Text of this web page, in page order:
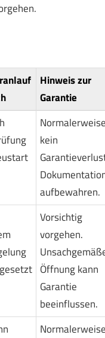
Hinweis zur
Garantie
Normalerweise
kein
aufbewahren.
Vorsichtig
vorgehen.
Öffnung kann
Garantie
beeinflussen.
Normalerweise